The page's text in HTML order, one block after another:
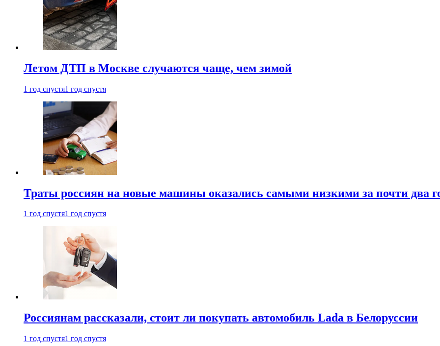
Летом ДТП в Москве случаются чаще, чем зимой
1 год спустя1 год спустя
Траты россиян на новые машины оказались самыми низкими за почти два
1 год спустя1 год спустя
Россиянам рассказали, стоит ли покупать автомобиль Lada в Белоруссии
1 год спустя1 год спустя